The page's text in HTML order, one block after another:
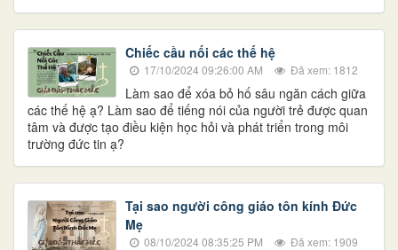
Chiếc cầu nối các thế hệ
17/10/2024 09:26:00 AM Đã xem: 1812
Làm sao để xóa bỏ hố sâu ngăn cách giữa
các thế hệ ạ? Làm sao để tiếng nói của người trẻ được quan
tâm và được tạo điều kiện học hỏi và phát triển trong môi
trường đức tin ạ?
Tại sao người công giáo tôn kính Đức
Mẹ
08/10/2024 08:35:25 PM Đã xem: 1909